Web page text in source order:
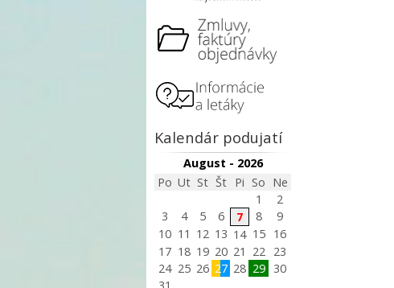
Kalendár podujatí
August - 2026
Po Ut St Št Pi So Ne
1
2
3
4 5 6 7 8
9
10 11 12 13 14 15
16
17 18 19 20 21 22
23
24 25 26 27 28 29
30